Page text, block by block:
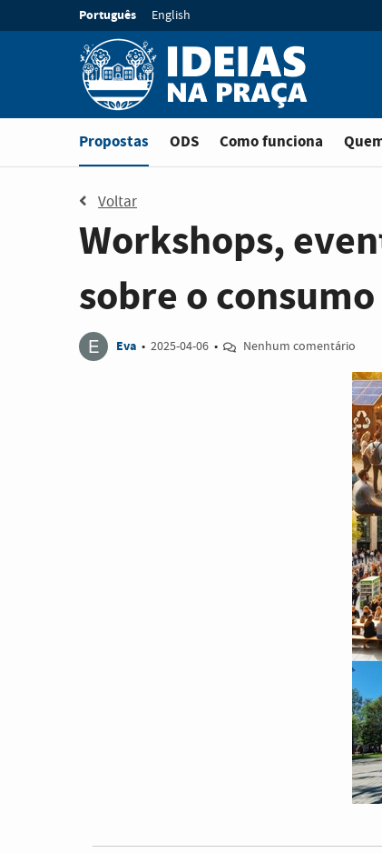
Ir para o conteúdo principal
Idioma:
Português English
Propostas ODS Como funciona
Voltar
Workshops,
sobre o
E Eva • 2025-04-06 • Nenhum comentário